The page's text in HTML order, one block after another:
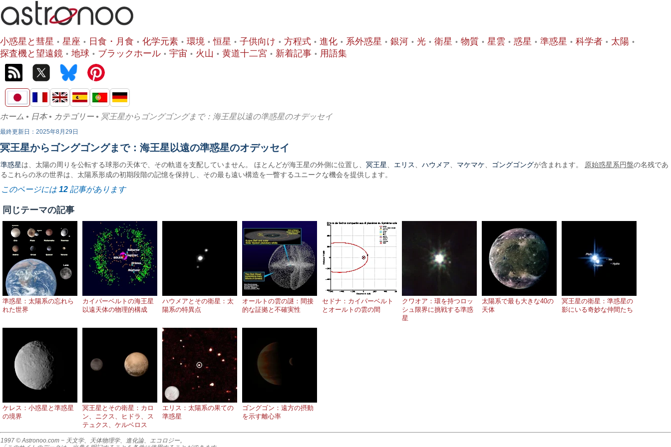
小惑星と彗星 星座 日食・月食 化学元素 環境 恒星 子供向け 方程式 進化 系外惑星 銀河 光 衛星 物質 星雲 惑星 準惑星 科学者
太陽
探査機と望遠鏡
地球 ブラックホール 宇宙 火山 黄道十二宮 新着記事 用語集
ホーム • 日本• カテゴリー• 冥王星からゴングゴングまで：海王星以遠の準惑星のオデッセイ
最終更新日：2025年8月29日
冥王星からゴングゴングまで：海王星以遠の準惑星のオデッセイ
準惑星は、太陽の周りを公転する球形の天体で、その軌道を支配していません。 ほとんどが海王星の外側に位置し、冥王星 エリス 、ハウメア マケマケ ゴングゴングが含まれます。 原始惑星系円盤の名残であ
るこれらの氷の世界は、太陽系形成の初期段階の記憶を保持し、その最も遠い構造を一瞥するユニークな機会を提供します。
このページには12記事があります
同じテーマの記事
準惑星：太陽系の忘れら
れた世界
カイパーベルトの海王星
以遠天体の物理的構成
ハウメアとその衛星：太
陽系の特異点
オールトの雲の謎：間接
的な証拠と不確実性
セドナ：カイパーベルト
とオールトの雲の間
クワオア：環を持つロッ
シュ限界に挑戦する準惑
星
太陽系で最も大きな40の
天体
冥王星の衛星：準惑星の
影にいる奇妙な仲間たち
ケレス：小惑星と準惑星
の境界
冥王星とその衛星：カロ
ン、ニクス、ヒドラ、ス
テュクス、ケルベロス
エリス：太陽系の果ての
準惑星
ゴングゴン：遠方の摂動
を示す離心率
1997 © Astronoo.com − 天文学、天体物理学、進化論、エコロジー。